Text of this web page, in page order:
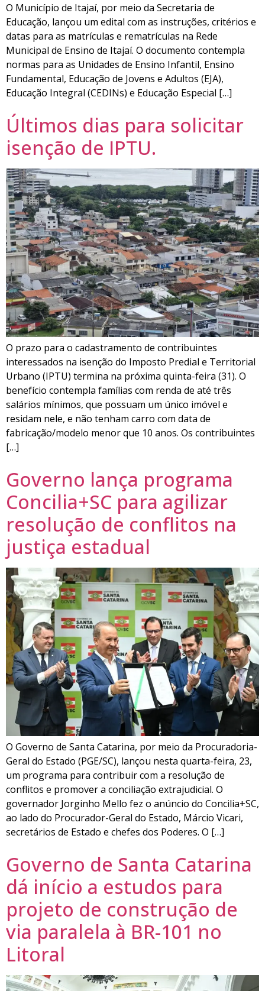
O Município de Itajaí, por meio da Secretaria de
Educação, lançou um edital com as instruções, critérios e
datas para as matrículas e rematrículas na Rede
Municipal de Ensino de Itajaí. O documento contempla
normas para as Unidades de Ensino Infantil, Ensino
Fundamental, Educação de Jovens e Adultos (EJA),
Educação Integral (CEDINs) e Educação Especial […]
Últimos dias para solicitar
isenção de IPTU.
O prazo para o cadastramento de contribuintes
interessados na isenção do Imposto Predial e Territorial
Urbano (IPTU) termina na próxima quinta-feira (31). O
benefício contempla famílias com renda de até três
salários mínimos, que possuam um único imóvel e
residam nele, e não tenham carro com data de
fabricação/modelo menor que 10 anos. Os contribuintes
[…]
Governo lança programa
Concilia+SC para agilizar
resolução de conflitos na
justiça estadual
O Governo de Santa Catarina, por meio da Procuradoria-
Geral do Estado (PGE/SC), lançou nesta quarta-feira, 23,
um programa para contribuir com a resolução de
conflitos e promover a conciliação extrajudicial. O
governador Jorginho Mello fez o anúncio do Concilia+SC,
ao lado do Procurador-Geral do Estado, Márcio Vicari,
secretários de Estado e chefes dos Poderes. O […]
Governo de Santa Catarina
dá início a estudos para
projeto de construção de
via paralela à BR-101 no
Litoral